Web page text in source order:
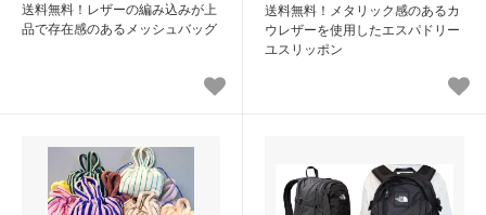
送料無料！レザーの編み込みが上
品で存在感のあるメッシュバッグ
送料無料！メタリック感のあるカ
ウレザーを使用したエスパドリー
ユスリッポン